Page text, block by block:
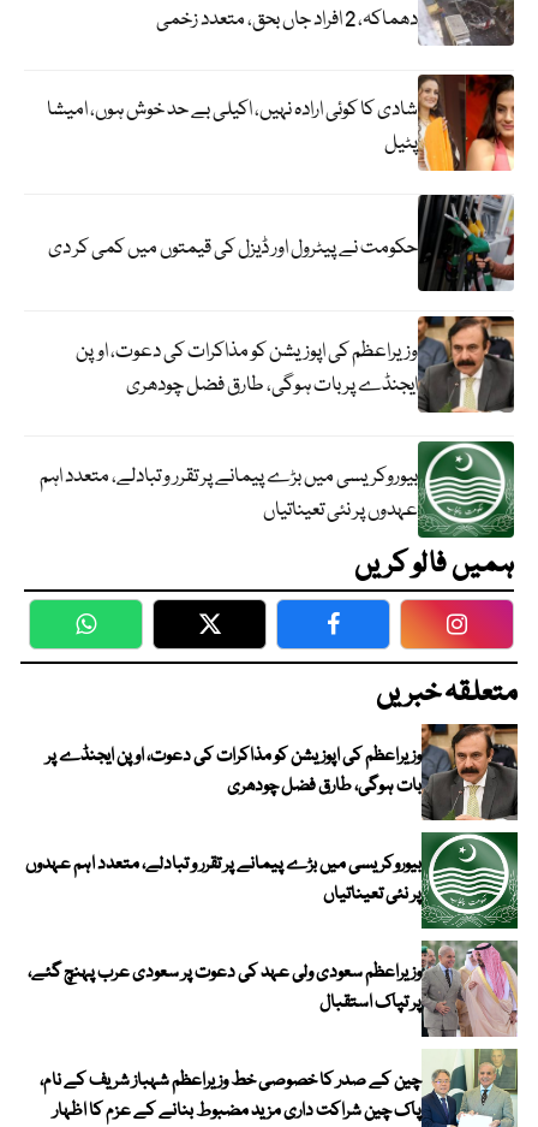
دھماکہ، 2 افراد جاں بحق، متعدد زخمی
شادی کا کوئی ارادہ نہیں، اکیلی بے حد خوش ہوں، امیشا
پٹیل
حکومت نے پیٹرول اور ڈیزل کی قیمتوں میں کمی کر دی
وزیراعظم کی اپوزیشن کو مذاکرات کی دعوت، اوپن
ایجنڈے پر بات ہوگی، طارق فضل چودھری
بیوروکریسی میں بڑے پیمانے پر تقرر و تبادلے، متعدد اہم
عہدوں پر نئی تعیناتیاں
ہمیں فالو کریں
WhatsApp Twitter Facebook
متعلقہ خبریں
وزیراعظم کی اپوزیشن کو مذاکرات کی دعوت، اوپن ایجنڈے پر
بات ہوگی، طارق فضل چودھری
بیوروکریسی میں بڑے پیمانے پر تقرر و تبادلے، متعدد اہم عہدوں
پر نئی تعیناتیاں
وزیراعظم سعودی ولی عہد کی دعوت پر سعودی عرب پہنچ گئے،
پر تپاک استقبال
چین کے صدر کا خصوصی خط وزیراعظم شہباز شریف کے نام،
پاک چین شراکت داری مزید مضبوط بنانے کے عزم کا اظہار